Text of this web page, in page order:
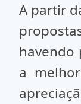
A partir
havendo
a